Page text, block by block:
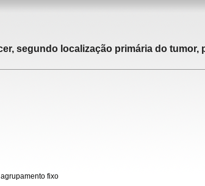
segundo localização primária do
fixo